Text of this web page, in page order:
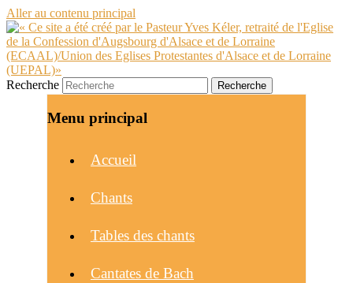
Aller au contenu principal
Recherche
Menu principal
Accueil
Chants
Tables des chants
Cantates de Bach